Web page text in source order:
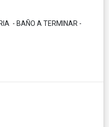
- BAÑO A TERMINAR -